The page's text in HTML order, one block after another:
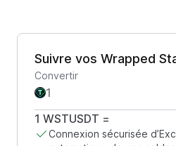
Suivre vos Wrapped
Convertir
1 WSTUSDT =
Connexion sécurisée